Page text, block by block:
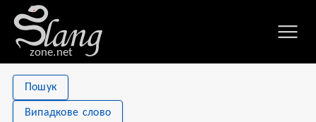
zone.net
Пошук
Випадкове слово
Визначення «хуїсос»
Stat
Views